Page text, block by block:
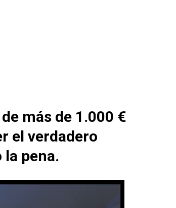
más de 1.000 €
el verdadero
pena.